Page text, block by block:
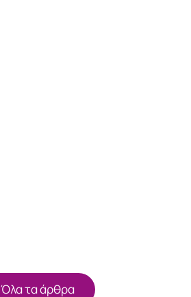
Όλα τα άρθρα